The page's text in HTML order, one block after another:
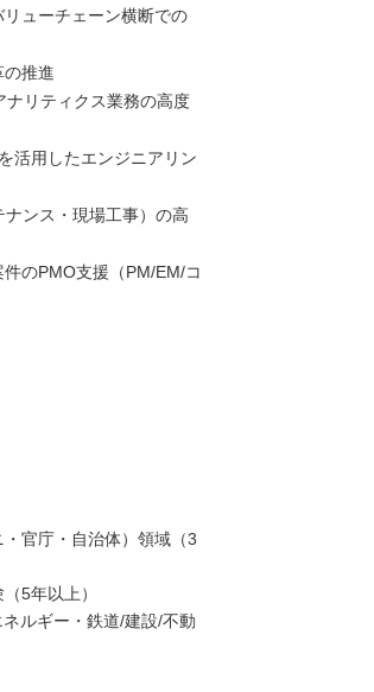
ューチェーン横断での
の推進
ナリティクス業務の高度
活用したエンジニアリン
ンス・現場工事）の高
のPMO支援（PM/EM/コ
官庁・自治体）領域（3
（5年以上）
ルギー・鉄道/建設/不動